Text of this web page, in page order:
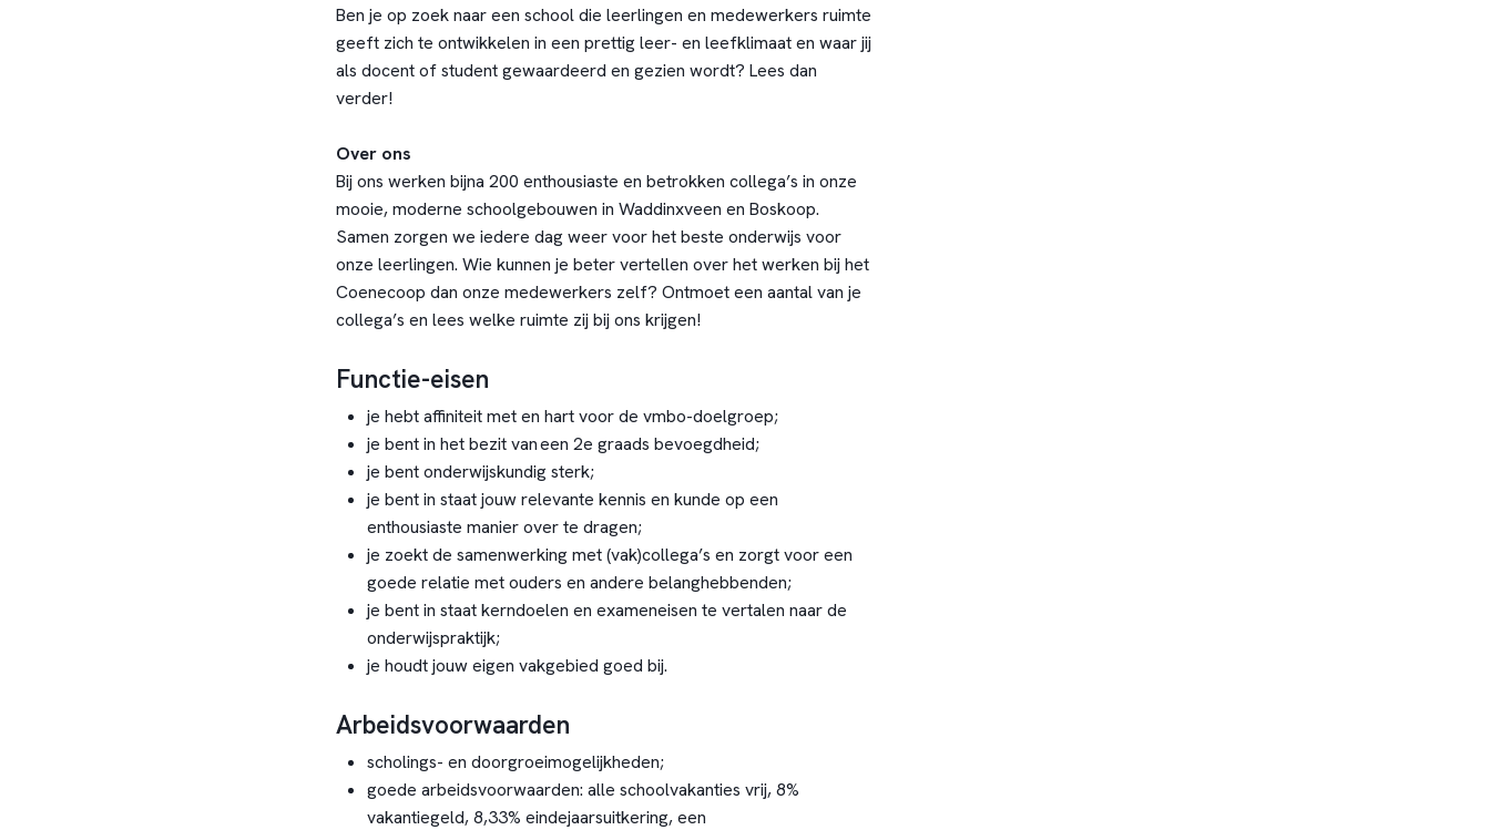
Ben je op zoek naar een school die leerlingen en medewerkers ruimte
geeft zich te ontwikkelen in een prettig leer- en leefklimaat en waar jij
als docent of student gewaardeerd en gezien wordt? Lees dan
verder!
Over ons
Bij ons werken bijna 200 enthousiaste en betrokken collega’s in onze
mooie, moderne schoolgebouwen in Waddinxveen en Boskoop.
Samen zorgen we iedere dag weer voor het beste onderwijs voor
onze leerlingen. Wie kunnen je beter vertellen over het werken bij het
Coenecoop dan onze medewerkers zelf? Ontmoeteen aantal van je
collega’s en lees welke ruimte zij bij ons krijgen!
Functie-eisen
je hebt affiniteit met en hart voor de vmbo-doelgroep;
je bent in het bezit van een 2e graads bevoegdheid;
je bent onderwijskundig sterk;
je bent in staat jouw relevante kennis en kunde op een
enthousiaste manier over te dragen;
je zoekt de samenwerking met (vak)collega’s en zorgt voor een
goede relatie met ouders en andere belanghebbenden;
je bent in staat kerndoelen en exameneisen te vertalen naar de
onderwijspraktijk;
je houdt jouw eigen vakgebied goed bij.
Arbeidsvoorwaarden
scholings- en doorgroeimogelijkheden;
goede arbeidsvoorwaarden: alle schoolvakanties vrij, 8%
vakantiegeld, 8,33% eindejaarsuitkering, een